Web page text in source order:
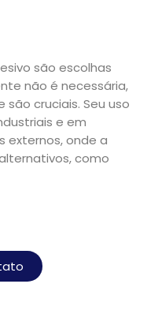
são escolhas
não é necessária,
cruciais. Seu uso
e em
externos, onde a
como